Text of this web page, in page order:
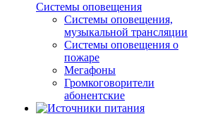
Системы оповещения
Системы оповещения,
музыкальной трансляции
Системы оповещения о
пожаре
Мегафоны
Громкоговорители
абонентские